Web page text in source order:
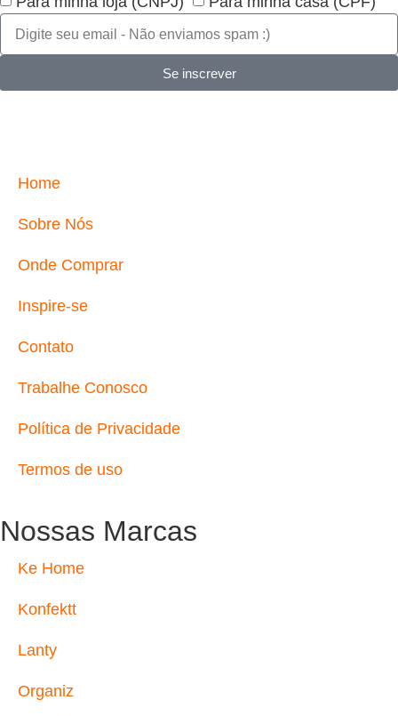
Se inscrever
Home
Sobre Nós
Onde Comprar
Inspire-se
Contato
Trabalhe Conosco
Política de Privacidade
Termos de uso
Nossas Marcas
Ke Home
Konfektt
Lanty
Organiz